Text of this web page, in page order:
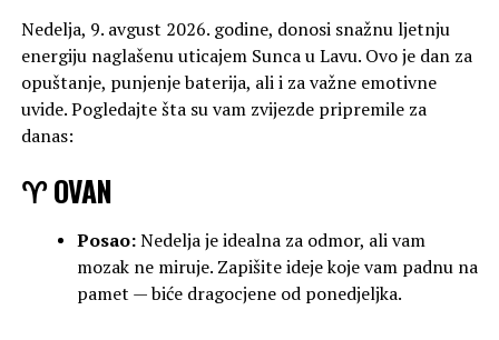
Nedelja, 9. avgust 2026. godine, donosi snažnu ljetnju
energiju naglašenu uticajem Sunca u Lavu. Ovo je dan za
opuštanje, punjenje baterija, ali i za važne emotivne
uvide. Pogledajte šta su vam zvijezde pripremile za
danas:
♈ OVAN
Posao:Nedelja je idealna za odmor, ali vam
mozak ne miruje. Zapišite ideje koje vam padnu na
pamet — biće dragocjene od ponedjeljka.